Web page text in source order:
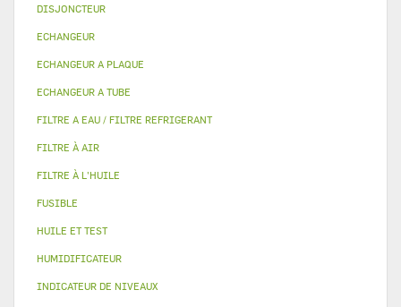
DISJONCTEUR
ECHANGEUR
ECHANGEUR A PLAQUE
ECHANGEUR A TUBE
FILTRE A EAU / FILTRE REFRIGERANT
FILTRE À AIR
FILTRE À L'HUILE
FUSIBLE
HUILE ET TEST
HUMIDIFICATEUR
INDICATEUR DE NIVEAUX